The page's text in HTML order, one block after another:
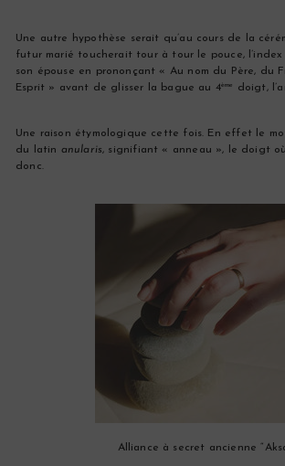
Une autre hypothèse serait qu’au cours de la
futur marié toucherait tour à tour le pouce, l’index
son épouse en prononçant « Au nom du Père, du
Esprit » avant de glisser la bague au 4ème doigt,
Une raison étymologique cette fois. En effet le
du latin anularis, signifiant « anneau », le doigt où
donc.
Alliance à secret ancienne